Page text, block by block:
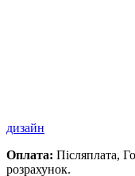
дизайн
Оплата: Післяплата,
розрахунок.